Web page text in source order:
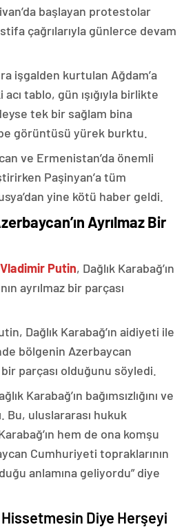
başlayan protestolar
çağrılarıyla günlerce devam
işgalden kurtulan Ağdam’a
tablo, gün ışığıyla birlikte
tek bir sağlam bina
görüntüsü yürek burktu.
ve Ermenistan’da önemli
Paşinyan’a tüm
yine kötü haber geldi.
Ayrılmaz Bir
Vladimir Putin, Dağlık Karabağ’ın
ayrılmaz bir parçası
Dağlık Karabağ’ın aidiyeti ile
bölgenin Azerbaycan
parçası olduğunu söyledi.
Karabağ’ın bağımsızlığını ve
Bu, uluslararası hukuk
hem de ona komşu
Cumhuriyeti topraklarının
anlamına geliyordu” diye
Diye Herşeyi